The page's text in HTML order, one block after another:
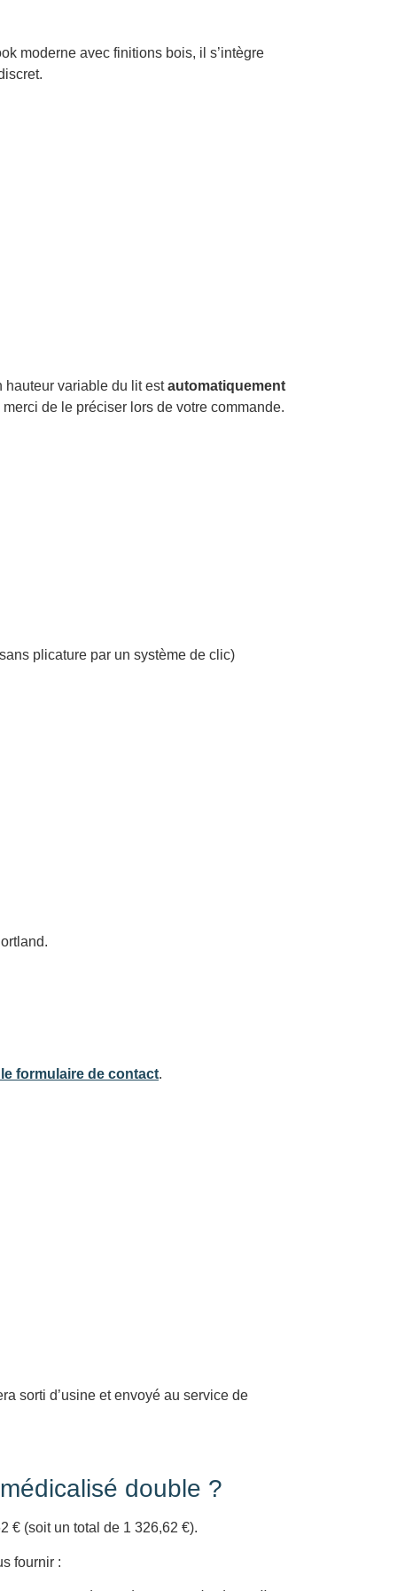
moderne avec finitions bois, il s’intègre
hauteur variable du lit estautomatiquement
de le préciser lors de votre commande.
plicature par un système de clic)
formulaire de contact.
sorti d’usine et envoyé au service de
double ?
€ (soit un total de 1 326,62 €).
fournir :